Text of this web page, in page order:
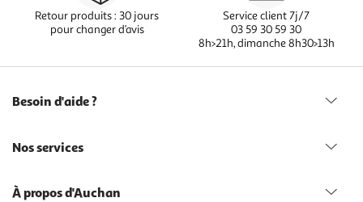
Retour produits : 30 jours
pour changer d’avis
Service client 7j/7
03 59 30 59 30
8h>21h, dimanche 8h30>13h
Besoin d'aide ?
Nos services
À propos d'Auchan